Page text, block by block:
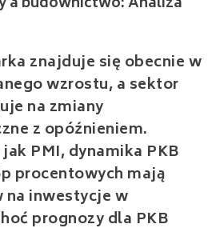
znajduje się obecnie w
wzrostu, a sektor
na zmiany
z opóźnieniem.
PMI, dynamika PKB
procentowych mają
na inwestycje w
prognozy dla PKB